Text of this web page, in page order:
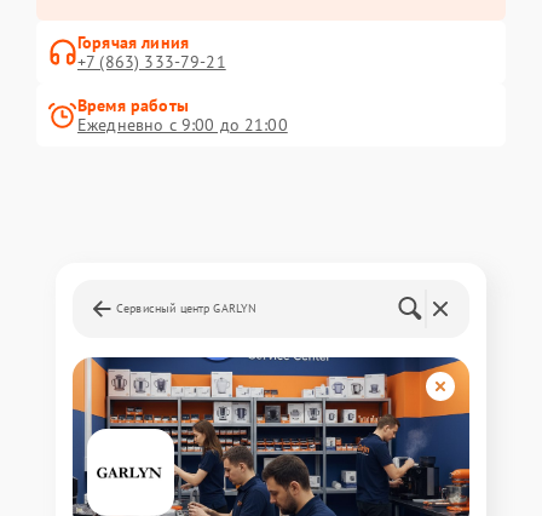
Горячая линия
+7 (863) 333-79-21
Время работы
Ежедневно с 9:00 до 21:00
Сервисный центр GARLYN